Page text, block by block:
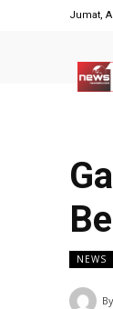
Jumat,
NEWS
By